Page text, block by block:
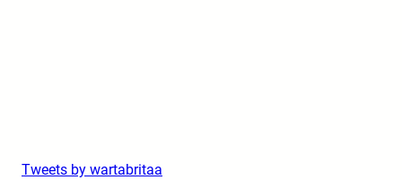
Tweets by wartabritaa